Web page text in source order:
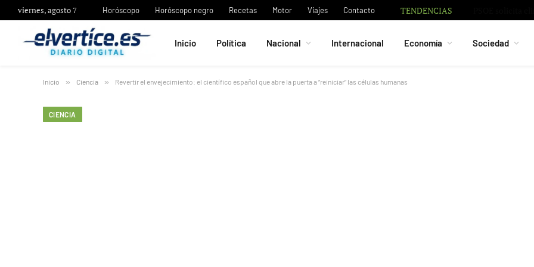
viernes, agosto 7 Horóscopo Horóscopo negro Recetas Motor Viajes Contacto
TENDENCIAS
Inicio Política Nacional Internacional Economía Sociedad
Inicio » Ciencia » Revertir el envejecimiento: el científico español que abre la puerta a “reiniciar” las células humanas
CIENCIA